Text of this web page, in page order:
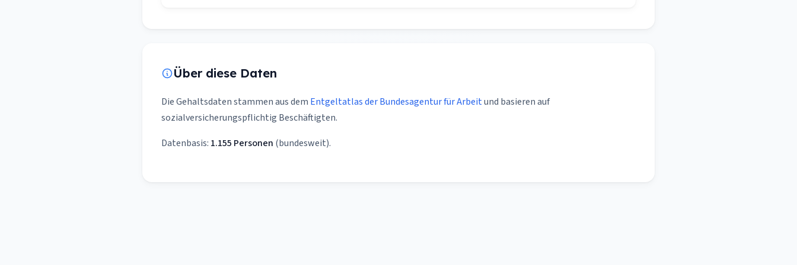
Über diese Daten
Die Gehaltsdaten stammen aus dem Entgeltatlas der Bundesagentur für Arbeitund basieren auf
sozialversicherungspflichtig Beschäftigten.
Datenbasis: 1.155 Personen (bundesweit).